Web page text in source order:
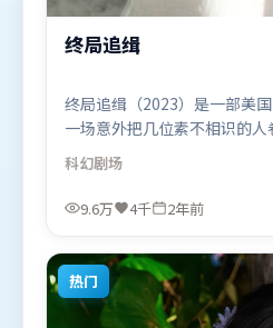
终局追缉
终局追缉（2023）是一部美国
一场意外把几位素不相识的
与背叛交替上演。高潮段落信
主题回扣同时完成。由王家卫
·皮尤、李政宰，艾米莉·布
国）在部分地区首映上线，
观看。
科幻剧场
9.6万 4千 2年前
热门